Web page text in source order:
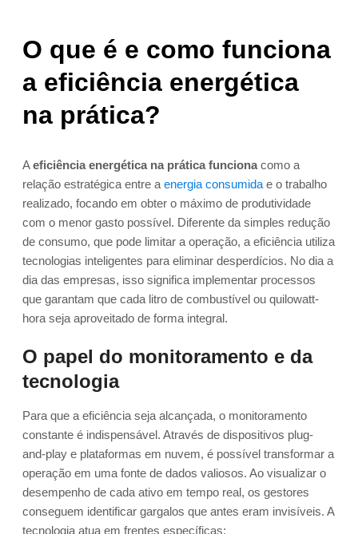
O que é e como funciona
a eficiência energética
na prática?
Aeficiência energética na prática funcionacomo a
relação estratégica entre a energia consumida e o trabalho
realizado, focando em obter o máximo de produtividade
com o menor gasto possível. Diferente da simples redução
de consumo, que pode limitar a operação, a eficiência utiliza
tecnologias inteligentes para eliminar desperdícios. No dia a
dia das empresas, isso significa implementar processos
que garantam que cada litro de combustível ou quilowatt-
hora seja aproveitado de forma integral.
O papel do monitoramento e da
tecnologia
Para que a eficiência seja alcançada, o monitoramento
constante é indispensável. Através de dispositivos plug-
and-play e plataformas em nuvem, é possível transformar a
operação em uma fonte de dados valiosos. Ao visualizar o
desempenho de cada ativo em tempo real, os gestores
conseguem identificar gargalos que antes eram invisíveis. A
tecnologia atua em frentes específicas: